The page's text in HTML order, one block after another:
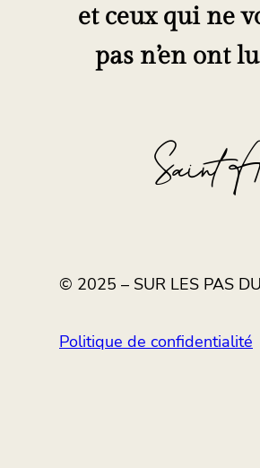
et ceux qui ne
pas n’en ont
Saint
© 2025 – SUR LES PAS
Politique de confidentialité